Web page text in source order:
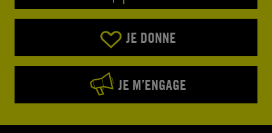
JE DONNE
JE M’ENGAGE